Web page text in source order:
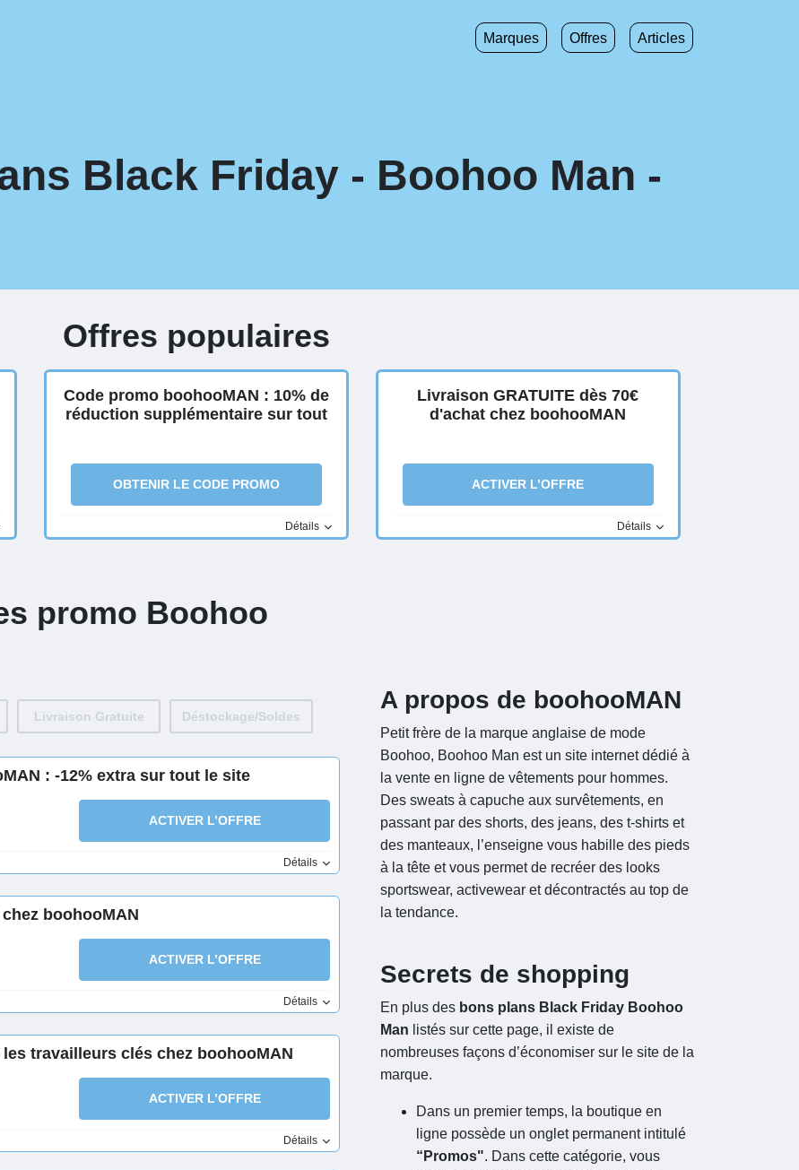
Marques Offres Articles
Black Friday - Boohoo Man -
Offres populaires
Code promo boohooMAN : 10% de
réduction supplémentaire sur tout
OBTENIR LE CODE PROMO
Détails
Livraison GRATUITE dès 70€
d'achat chez boohooMAN
ACTIVER L’OFFRE
Détails
promo Boohoo
Livraison Gratuite Déstockage/Soldes
: -12% extra sur tout le site
ACTIVER L’OFFRE
Détails
boohooMAN
ACTIVER L’OFFRE
Détails
travailleurs clés chez boohooMAN
ACTIVER L’OFFRE
Détails
A propos de boohooMAN
Petit frère de la marque anglaise de mode
Boohoo, Boohoo Man est un site internet dédié à
la vente en ligne de vêtements pour hommes.
Des sweats à capuche aux survêtements, en
passant par des shorts, des jeans, des t-shirts et
des manteaux, l’enseigne vous habille des pieds
à la tête et vous permet de recréer des looks
sportswear, activewear et décontractés au top de
la tendance.
Secrets de shopping
En plus des bons plans Black Friday Boohoo
Man listés sur cette page, il existe de
nombreuses façons d’économiser sur le site de la
marque.
Dans un premier temps, la boutique en
ligne possède un onglet permanent intitulé
“Promos". Dans cette catégorie, vous